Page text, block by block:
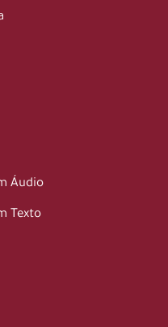
Áudio
Texto